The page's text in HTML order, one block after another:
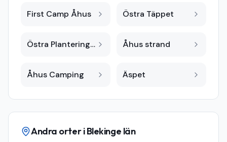
First Camp Åhus Östra Täppet
Östra Planteringen Åhus strand
Åhus Camping Äspet
Andra orter iBlekinge län